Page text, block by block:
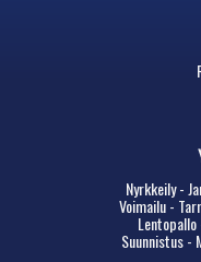
Nyrkkeily -
Voimailu -
Suunnistus -